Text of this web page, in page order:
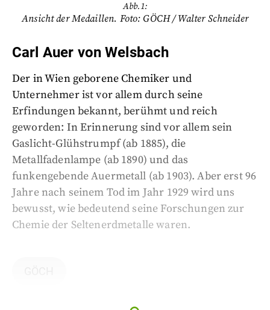
Abb.1:
Ansicht der Medaillen. Foto: GÖCH / Walter Schneider
Carl Auer von Welsbach
Der in Wien geborene Chemiker und
Unternehmer ist vor allem durch seine
Erfindungen bekannt, berühmt und reich
geworden: In Erinnerung sind vor allem sein
Gaslicht-Glühstrumpf (ab 1885), die
Metallfadenlampe (ab 1890) und das
funkengebende Auermetall (ab 1903). Aber erst 96
Jahre nach seinem Tod im Jahr 1929 wird uns
bewusst, wie bedeutend seine Forschungen zur
Chemie der Seltenerdmetalle waren.